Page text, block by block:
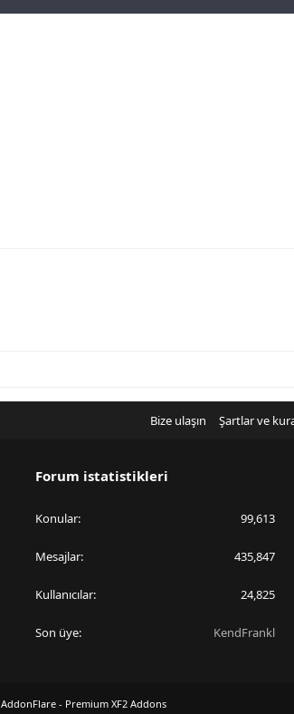
Bize ulaşın Şartlar ve
Forum istatistikleri
Konular 99,613
Mesajlar 435,847
Kullanıcılar 24,825
Son üye KendFrankl
AddonFlare - Premium XF2 Addons